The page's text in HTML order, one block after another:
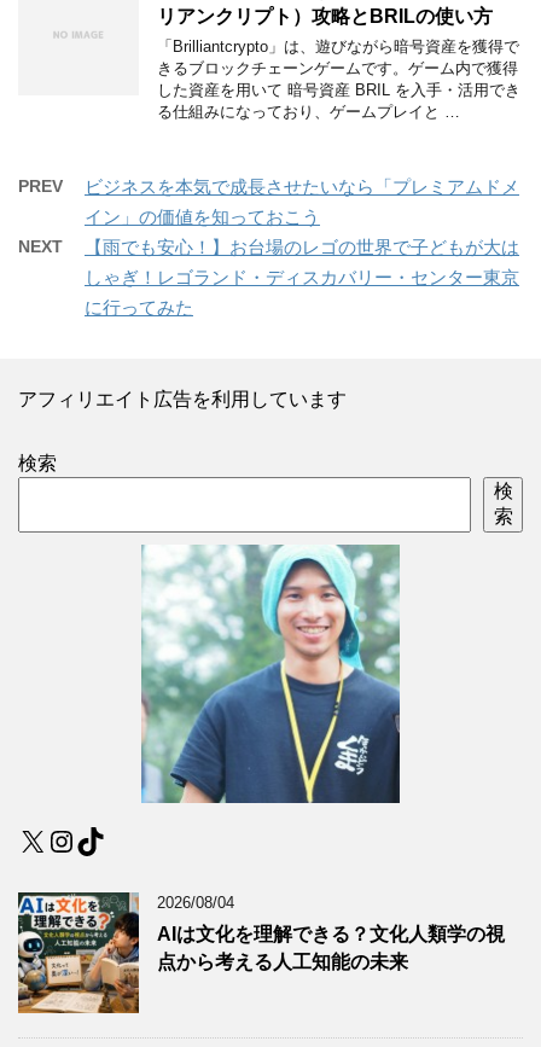
リアンクリプト）攻略とBRILの使い方
「Brilliantcrypto」は、遊びながら暗号資産を獲得で
きるブロックチェーンゲームです。ゲーム内で獲得
した資産を用いて 暗号資産 BRIL を入手・活用でき
る仕組みになっており、ゲームプレイと …
PREV
ビジネスを本気で成長させたいなら「プレミアムドメ
イン」の価値を知っておこう
NEXT
【雨でも安心！】お台場のレゴの世界で子どもが大は
しゃぎ！レゴランド・ディスカバリー・センター東京
に行ってみた
アフィリエイト広告を利用しています
検索
検
索
X Instagram
TikTok
2026/08/04
AIは文化を理解できる？文化人類学の視
点から考える人工知能の未来